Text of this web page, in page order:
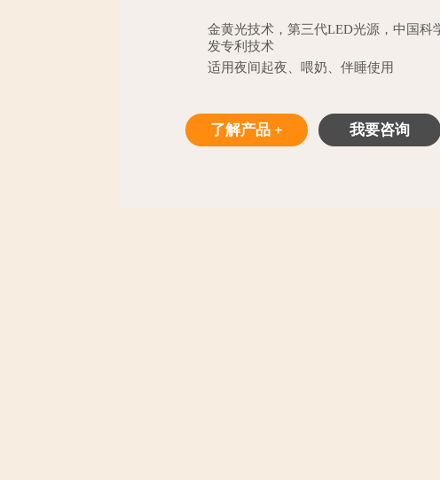
金黄光技术，第三代LED光源，中国科
发专利技术
适用夜间起夜、喂奶、伴睡使用
了解产品 + 我要咨询